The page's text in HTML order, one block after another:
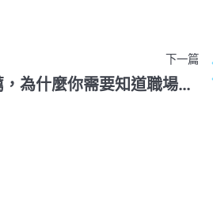
下一篇
職涯課程推薦，為什麼你需要知道職場上的自我優勢！